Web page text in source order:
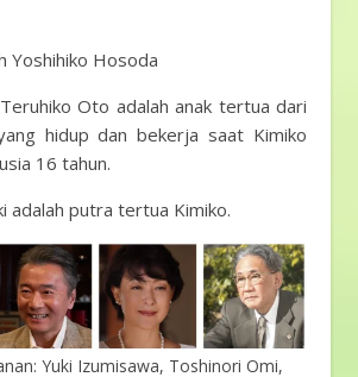
Yoshihiko Hosoda
Oto adalah anak tertua dari
hidup dan bekerja saat Kimiko
16 tahun.
adalah putra tertua Kimiko.
Yuki Izumisawa, Toshinori Omi,